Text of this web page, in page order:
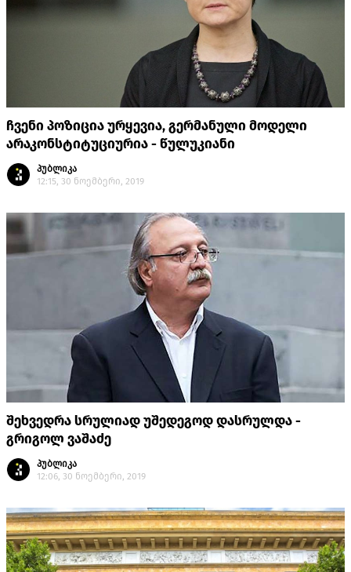
ჩვენი პოზიცია ურყევია, გერმანული მოდელი
არაკონსტიტუციურია - წულუკიანი
პუბლიკა
12:15, 30 ნოემბერი, 2019
შეხვედრა სრულიად უშედეგოდ დასრულდა -
გრიგოლ ვაშაძე
პუბლიკა
12:06, 30 ნოემბერი, 2019